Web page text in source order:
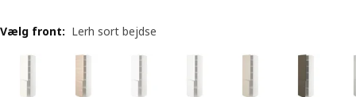
Vælg front: Lerh sort bejdse